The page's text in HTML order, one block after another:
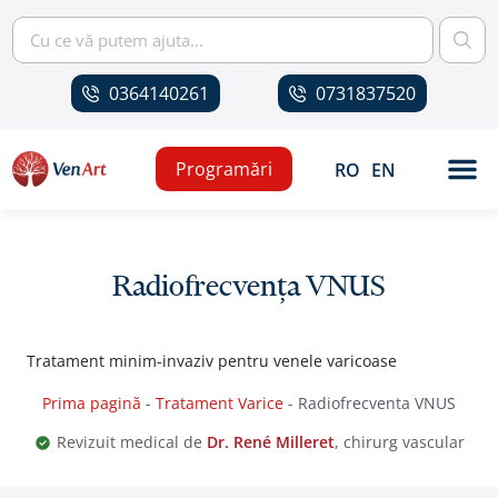
0364140261 0731837520
RO EN
Programări
Radiofrecvența VNUS
Tratament minim-invaziv pentru venele varicoase
Prima pagină - Tratament Varice - Radiofrecventa VNUS
Revizuit medical de Dr. René Milleret, chirurg vascular